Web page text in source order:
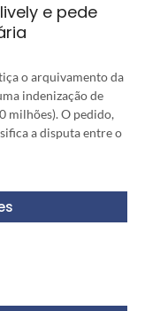
e pede
o arquivamento da
indenização de
milhões). O pedido,
a disputa entre o